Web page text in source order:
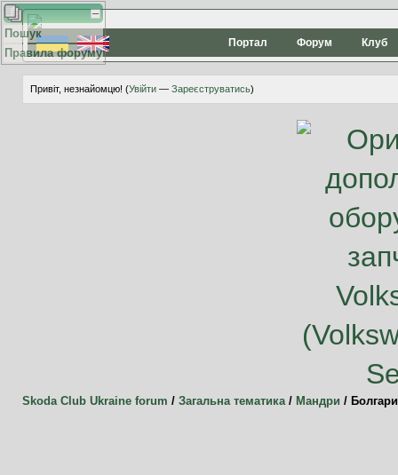
Портал Форум Клуб
Привіт, незнайомцю! (Увійти— Зареєструватись)
Skoda Club Ukraine forum / Загальна тематика/ Мандри /
Пошук
Правила форуму